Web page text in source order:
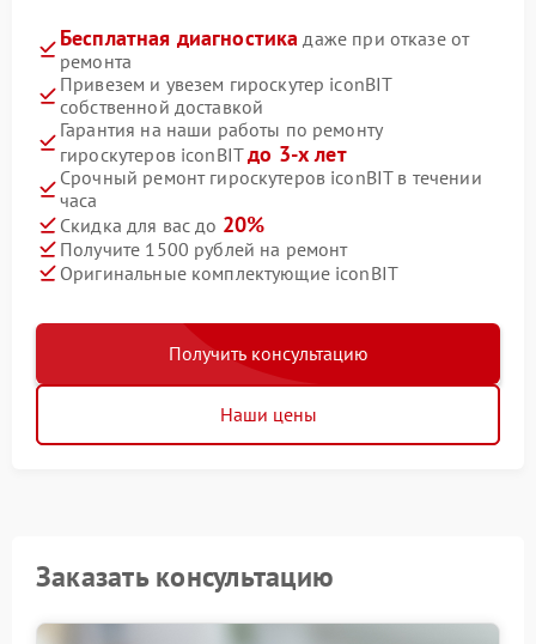
Бесплатная диагностика даже при отказе от
ремонта
Привезем и увезем гироскутер iconBIT
собственной доставкой
Гарантия на наши работы по ремонту
гироскутеров iconBITдо 3-х лет
Срочный ремонт гироскутеров iconBIT в течении
часа
Скидка для вас до 20%
Получите 1500 рублей на ремонт
Оригинальные комплектующие iconBIT
Получить консультацию
Наши цены
Заказать консультацию